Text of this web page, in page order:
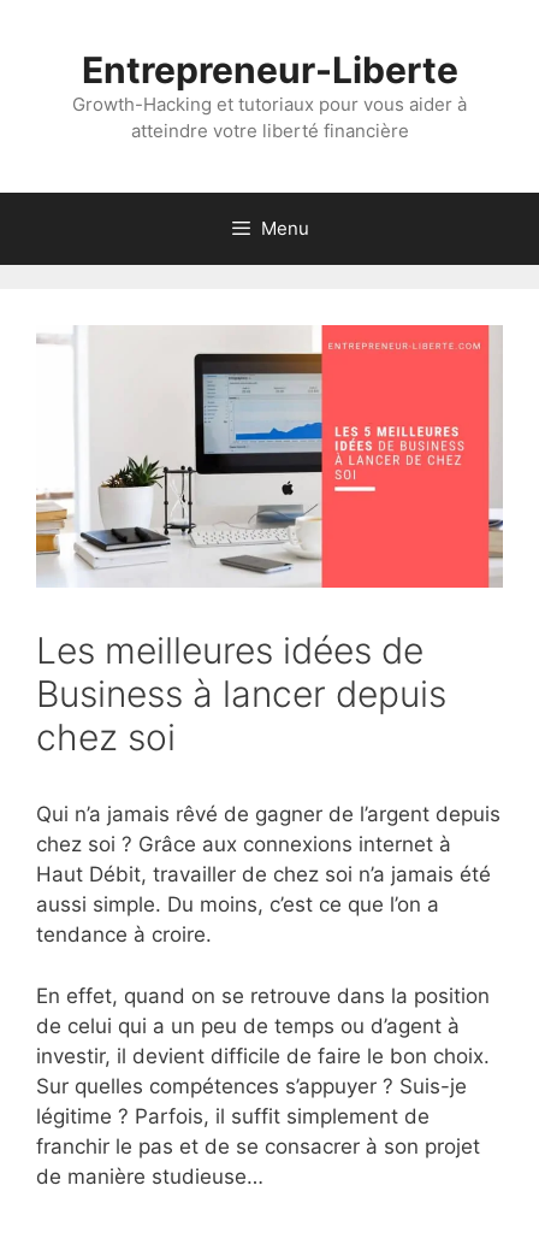
Entrepreneur-Liberte
Growth-Hacking et tutoriaux pour vous aider à
atteindre votre liberté financière
Menu
Les meilleures idées de
Business à lancer depuis
chez soi
Qui n’a jamais rêvé de gagner de l’argent depuis
chez soi ? Grâce aux connexions internet à
Haut Débit, travailler de chez soi n’a jamais été
aussi simple. Du moins, c’est ce que l’on a
tendance à croire.
En effet, quand on se retrouve dans la position
de celui qui a un peu de temps ou d’agent à
investir, il devient difficile de faire le bon choix.
Sur quelles compétences s’appuyer ? Suis-je
légitime ? Parfois, il suffit simplement de
franchir le pas et de se consacrer à son projet
de manière studieuse…